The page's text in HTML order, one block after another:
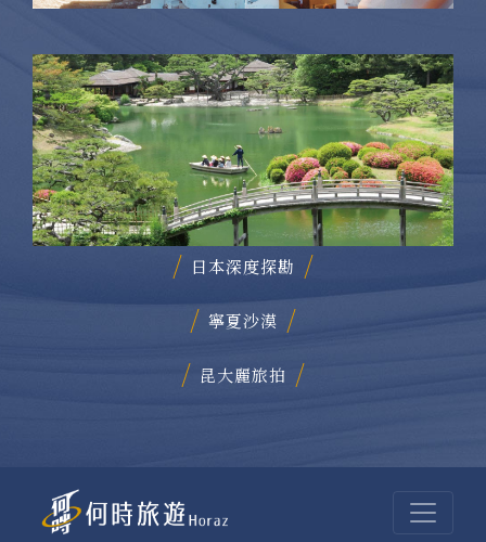
日本深度探勘
寧夏沙漠
昆大麗旅拍